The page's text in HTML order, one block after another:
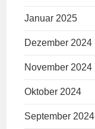
Januar 2025
Dezember 2024
November 2024
Oktober 2024
September 2024